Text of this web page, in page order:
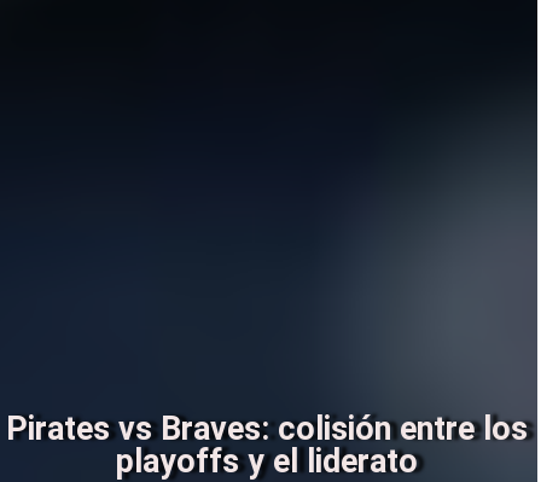
Pirates vs Braves: colisión entre los
playoffs y el liderato